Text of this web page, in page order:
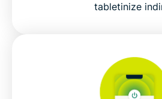
tabletinize